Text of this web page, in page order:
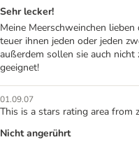
Sehr lecker!
Meine Meerschweinchen
teuer ihnen jeden oder jeden
außerdem sollen sie auch
geeignet!
01.09.07
This is a stars rating area from
Nicht angerührt